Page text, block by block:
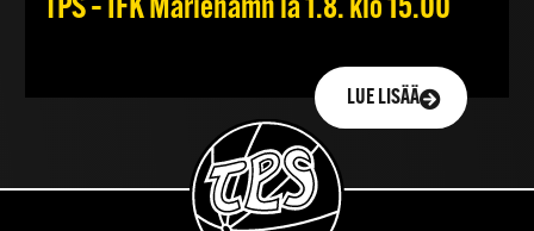
TPS – IFK Mariehamn la 1.8. klo 15.00
LUE LISÄÄ